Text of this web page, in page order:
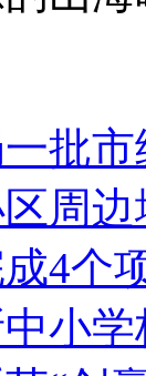
批市
周
4个
小